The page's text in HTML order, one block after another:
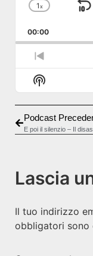
Change
1x
00:00
Previous
Show
Podcast
Lascia
Il tuo indirizzo
obbligatori sono